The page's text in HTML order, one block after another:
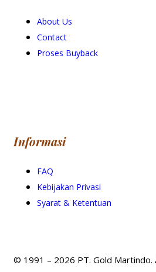
About Us
Contact
Proses Buyback
Informasi
FAQ
Kebijakan Privasi
Syarat & Ketentuan
© 1991 – 2026 PT. Gold Martindo.